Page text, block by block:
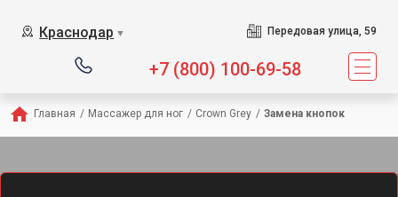
Краснодар ▼ Передовая улица, 59
+7 (800) 100-69-58
Главная / Массажер для ног / Crown Grey / Замена кнопок